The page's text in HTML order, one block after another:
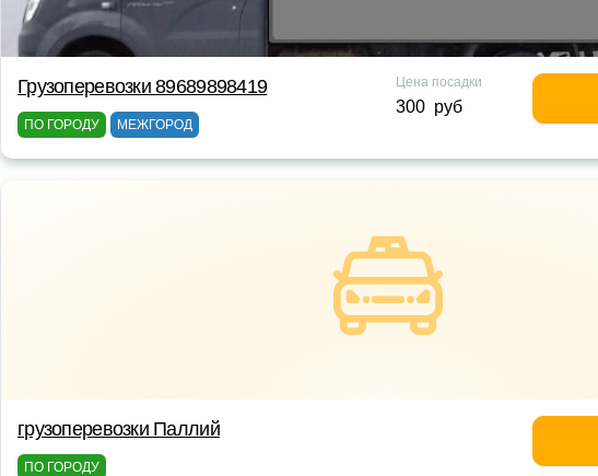
Грузоперевозки 89689898419
ПО ГОРОДУ МЕЖГОРОД
Цена посадки
300 руб
грузоперевозки Паллий
ПО ГОРОДУ